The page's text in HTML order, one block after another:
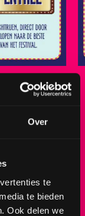
Over
te
te bieden
Ook delen we
NIVEAU